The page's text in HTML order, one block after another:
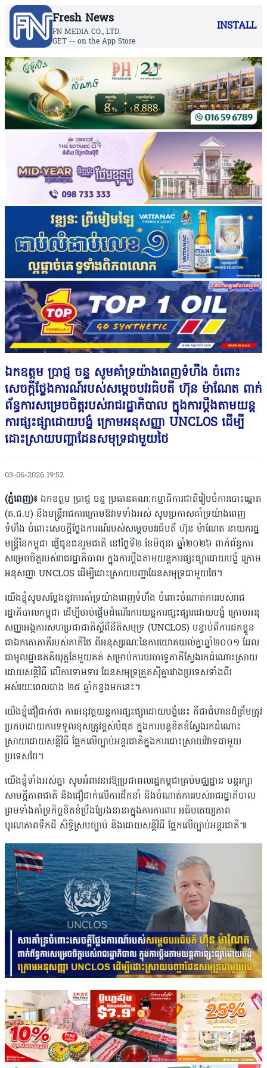
Fresh News
FN MEDIA CO., LTD.
GET -- on the App Store
INSTALL
ឯកឧត្តម ប្រាជ្ញ ចន្ទ សូមគាំទ្រយ៉ាងពេញទំហឹង ចំពោះ
សេចក្តីថ្លែងការណ៍របស់សម្តេចបវរធិបតី ហ៊ុន ម៉ាណែត ពាក់
ព័ន្ធការសម្រេចចិត្តរបស់រាជរដ្ឋាភិបាល ក្នុងការប្តឹងតាមយន្ត
ការផ្សះផ្សាដោយបង្ខំ ក្រោមអនុសញ្ញា UNCLOS ដើម្បី
ដោះស្រាយបញ្ហាដែនសមុទ្រជាមួយថៃ
03-06-2026 19:52
(ភ្នំពេញ)៖ ឯកឧត្តម ប្រាជ្ញ ចន្ទ ប្រធានគណៈកម្មាធិការជាតិរៀបចំការបោះឆ្នោត
(គ.ជ.ប) និងមន្ត្រីរាជការក្រោមឱវាទទាំងអស់ សូមប្រកាសគាំទ្រយ៉ាងពេញ
ទំហឹង ចំពោះសេចក្តីថ្លែងការណ៍របស់សម្តេចបវរធិបតី ហ៊ុន ម៉ាណែត នាយករដ្ឋ
មន្ត្រីនៃកម្ពុជា ផ្ញើជូនជនរួមជាតិ ​នៅថ្ងៃទី២ ខែមិថុនា ឆ្នាំ២០២៦ ពាក់ព័ន្ធការ
សម្រេចចិត្តរបស់រាជរដ្ឋាភិបាល ក្នុងការប្តឹងតាមយន្តការផ្សះផ្សាដោយបង្ខំ ក្រោម
អនុសញ្ញា UNCLOS ដើម្បីដោះស្រាយបញ្ហាដែនសមុទ្រជាមួយថៃ។
យើងខ្ញុំសូមសម្តែងនូវការគាំទ្រយ៉ាងពេញទំហឹង ចំពោះចំណាត់ការរបស់រាជ
រដ្ឋាភិបាលកម្ពុជា ដើម្បីចាប់ផ្តើមដំណើរការយន្តការផ្សះផ្សារដោយបង្ខំ ក្រោមអនុ
សញ្ញាអង្គការសហប្រជាជាតិស្តីពីនីតិសមុទ្រ (UNCLOS) បន្ទាប់ពីការដកខ្លួន
ជាឯកតោភាគីរបស់ភាគីថៃ ពីអនុស្សរណៈនៃការយោគយល់គ្នាឆ្នាំ២០០១ ដែល
ជាមូលដ្ឋានគតិយុត្តតែមួយគត់ សម្រាប់ការចរចាទ្វេភាគីស្វែងរកដំណោះស្រាយ
ដោយសន្តិវិធី លើការទាមទារ ដែនសមុទ្រត្រួតស៊ីគ្នារវាងប្រទេសទាំងពីរ
អស់រយៈពេលជាង ២៥ ឆ្នាំកន្លងមកនេះ។
យើងខ្ញុំជឿជាក់ថា ការអនុវត្តយន្តការផ្សះផ្សាដោយបង្ខំនេះ គឺជាជំហានដ៏ត្រឹមត្រូវ
ប្រកបដោយការទទួលខុសត្រូវខ្ពស់បំផុត ក្នុងការបន្តខិតខំស្វែងរកដំណោះ
ស្រាយដោយសន្តិវិធី ផ្អែកលើច្បាប់អន្តរជាតិក្នុងការដោះស្រាយវិវាទជាមួយ
ប្រទេសថៃ។
យើងខ្ញុំទាំងអស់គ្នា សូមអំពាវនាវឱ្យប្រជាពលរដ្ឋកម្ពុជាគ្រប់មជ្ឈដ្ឋាន បន្តរក្សា
សាមគ្គីភាពជាតិ និងជឿជាក់លើការដឹកនាំ និងចំណាត់ការរបស់រាជរដ្ឋាភិបាល
ព្រមទាំងគាំទ្រកិច្ចខិតខំប្រឹងប្រែងនានាក្នុងការការពារ អធិបតេយ្យភាព
បូរណភាពទឹកដី សិទ្ធិស្របច្បាប់ និងដោយសន្តិវិធី ផ្អែកលើច្បាប់អន្តរជាតិ៕